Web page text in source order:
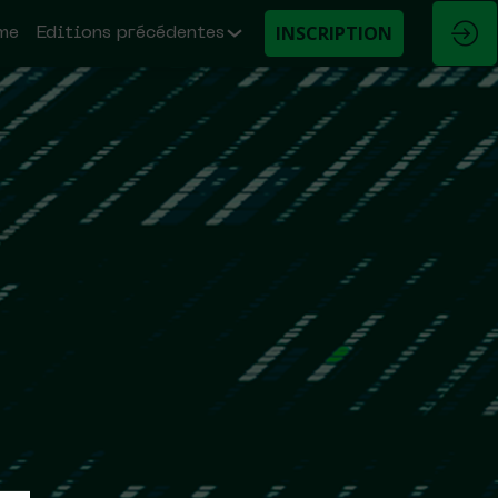
Editions précédentes INSCRIPTION